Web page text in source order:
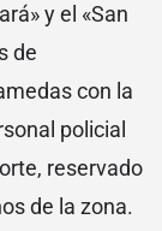
y el «San
de
con la
policial
reservado
de la zona.